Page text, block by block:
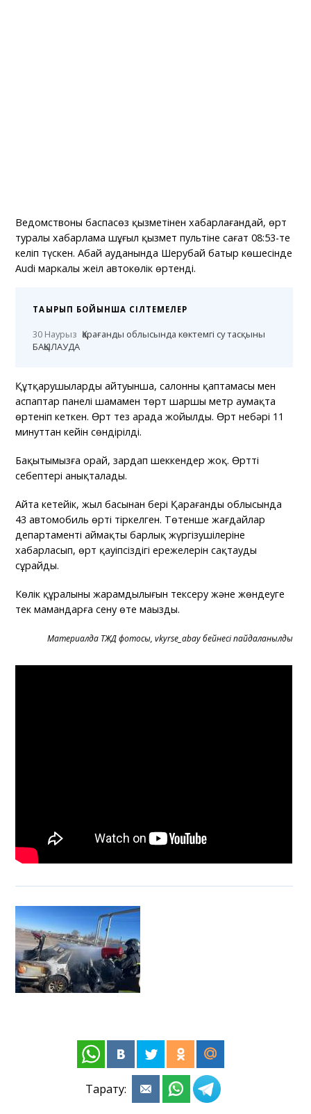
Ведомствоның баспасөз қызметінен хабарлағандай, өрт
туралы хабарлама шұғыл қызмет пультіне сағат 08:53-те
келіп түскен. Абай ауданында Шерубай батыр көшесінде
Audi маркалы жеңіл автокөлік өртенді.
ТАҚЫРЫП БОЙЫНША СІЛТЕМЕЛЕР
30 Наурыз Қарағанды облысында көктемгі су тасқыны
БАҚЫЛАУДА
Құтқарушылардың айтуынша, салонның қаптамасы мен
аспаптар панелі шамамен төрт шаршы метр аумақта
өртеніп кеткен. Өрт тез арада жойылды. Өрт небәрі 11
минуттан кейін сөндірілді.
Бақытымызға орай, зардап шеккендер жоқ. Өрттің
себептері анықталады.
Айта кетейік, жыл басынан бері Қарағанды облысында
43 автомобиль өрті тіркелген. Төтенше жағдайлар
департаменті аймақтың барлық жүргізушілеріне
хабарласып, өрт қауіпсіздігі ережелерін сақтауды
сұрайды.
Көлік құралының жарамдылығын тексеру және жөндеуге
тек мамандарға сену өте маңызды.
Материалда ТЖД фотосы, vkyrse_abay бейнесі пайдаланылды
Тарату: